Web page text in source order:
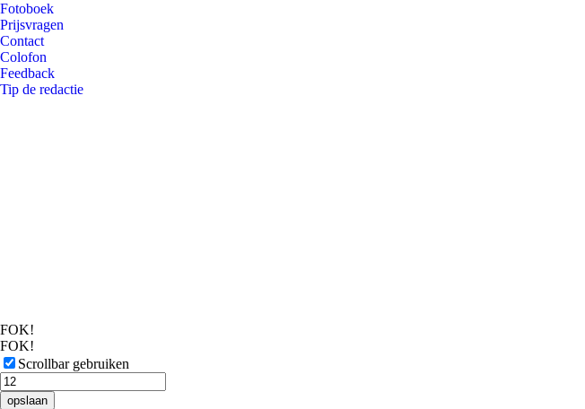
Fotoboek
Prijsvragen
Contact
Colofon
Feedback
Tip de redactie
FOK!
FOK!
Scrollbar gebruiken
opslaan